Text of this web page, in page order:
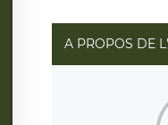
limitation du
données. Vous pouvez
de traitement est la
Sédar Senghor,
A PROPOS DE